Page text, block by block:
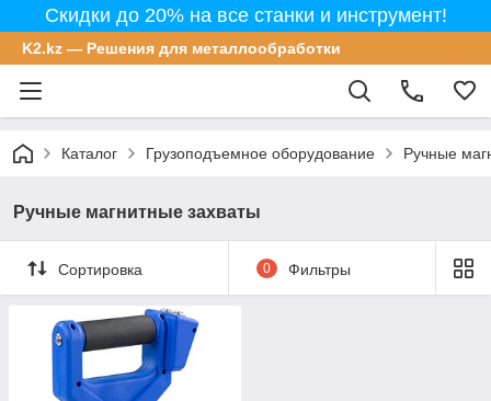
Скидки до 20% на все станки и инструмент!
K2.kz — Решения для металлообработки
Каталог Грузоподъемное оборудование Ручные
Ручные магнитные захваты
Сортировка 0 Фильтры